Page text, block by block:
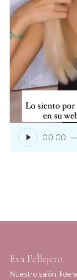
00:00
Eva Pellejero
Nuestro salón,